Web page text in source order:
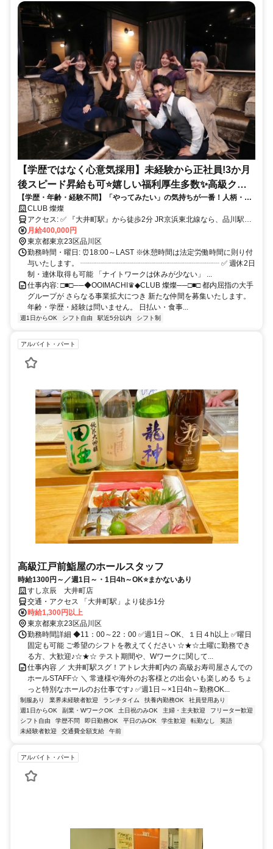
【学歴ではなく心意気採用】未経験から正社員!3か月
後スピード昇給も可⭐嬉しい福利厚生多数✨高級クラ
ブの黒服(正社員)
【学歴・年齢・経験不問】「やってみたい」の気持ちが一番！人柄・心
意気採用✨未経験歓迎・経験者優遇・3ヶ月で昇給可・日払いOK・食事
手当など待遇充実！
CLUB 燦燦
アクセス: ✅ 『大井町駅』から徒歩2分 JR京浜東北線なら、品川駅や
田町駅、浜松町駅、新橋駅、有楽町駅、東京駅、秋葉原駅、上野駅、
鶯谷駅、日暮里駅、西日暮里駅、田端駅、王子駅、東十条駅、赤羽
駅、川口駅、西川口駅、蕨駅、南浦和駅、浦和駅、さいたま新都心
駅、大宮駅からアクセス可能。 神奈川方面では、大森駅や蒲田駅、
川崎駅、鶴見駅、新子安駅、東神奈川駅、横浜駅からも通勤しやすい
立地です。 東急大井町線なら、下神明駅や戸越公園駅、中延駅、荏
原町駅、旗の台駅、北千束駅、大岡山駅、緑が丘駅、自由が丘駅、九
品仏駅、尾山台駅、等々力駅、上野毛駅、二子玉川駅からもスムーズ
にアクセスできます。 りんかい線では、品川シーサイド駅や天王洲
も乗り換えなしで通勤可能です。 都内・神奈川・埼玉方面からアク
セスしやすく、毎日の通勤にも便利なロケーションです。
月給400,000円
東京都東京23区品川区
勤務時間・曜日: ⏰18:00～LAST ※休憩時間は法定労働時間に則り付
与いたします。 ┈┈┈┈┈┈┈┈┈┈┈┈┈┈┈┈┈┈┈ ✅ 週休2日
制・連休取得も可能 「ナイトワークは休みが少ない」 ...
仕事内容: □■□──◆OOIMACHI♛◆CLUB 燦燦──□■□ 都内屈指の大手
グループが さらなる事業拡大につき 新たな仲間を募集いたします。
年齢・学歴・経験は問いません。 日払い・食事...
週1日からOK シフト自由 駅近5分以内 シフト制
アルバイト・パート
高級江戸前鮨屋のホールスタッフ
時給1300円～／週1日～・1日4h～OK⭐まかないあり
すし京辰 大井町店
交通・アクセス 「大井町駅」より徒歩1分
時給1,300円以上
東京都東京23区品川区
勤務時間詳細 ◆11：00～22：00 ✅週1日～OK、１日４h以上 ✅曜日
固定も可能 ご希望のシフトを教えてください ☆★☆土曜に勤務でき
る方、大歓迎♪☆★☆ テスト期間や、Wワークに関して...
仕事内容 ／ 大井町駅スグ！アトレ大井町内の 高級お寿司屋さんでの
ホールSTAFF☆ ＼ 常連様や海外のお客様との出会いも楽しめる ちょ
っと特別なホールのお仕事です♪ ✅週1日～×1日4h～勤務OK...
制服あり 業界未経験者歓迎 ランチタイム 扶養内勤務OK
社員登用あり
週1日からOK
副業・WワークOK 土日祝のみOK 主婦・主夫歓迎
フリーター歓迎
シフト自由
学歴不問 即日勤務OK 平日のみOK 学生歓迎 転勤なし
英語
未経験者歓迎
交通費全額支給 午前
アルバイト・パート